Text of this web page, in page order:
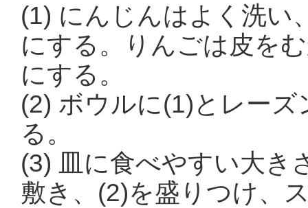
(1) にんじんはよく洗い
にする。りんごは皮を
にする。
(2) ボウルに(1)とレー
る。
(3) 皿に食べやすい大き
敷き、(2)を盛りつけ、